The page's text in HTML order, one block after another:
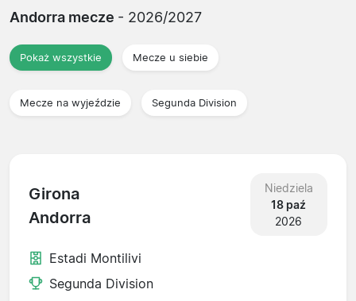
Andorra mecze - 2026/2027
Pokaż wszystkie Mecze u siebie
Mecze na wyjeździe Segunda Division
Girona
Andorra
Niedziela
18 paź
2026
Estadi Montilivi
Segunda Division